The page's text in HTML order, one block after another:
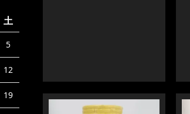
土
5
12
19